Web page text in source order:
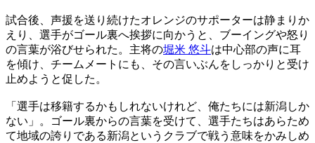
試合後、声援を送り続けたオレンジのサポーターは静まりか
えり、選手がゴール裏へ挨拶に向かうと、ブーイングや怒り
の言葉が浴びせられた。主将の堀米 悠斗は中心部の声に耳
を傾け、チームメートにも、その言いぶんをしっかりと受け
止めようと促した。
「選手は移籍するかもしれないけれど、俺たちには新潟しか
ない」。ゴール裏からの言葉を受けて、選手たちはあらため
て地域の誇りである新潟というクラブで戦う意味をかみしめ